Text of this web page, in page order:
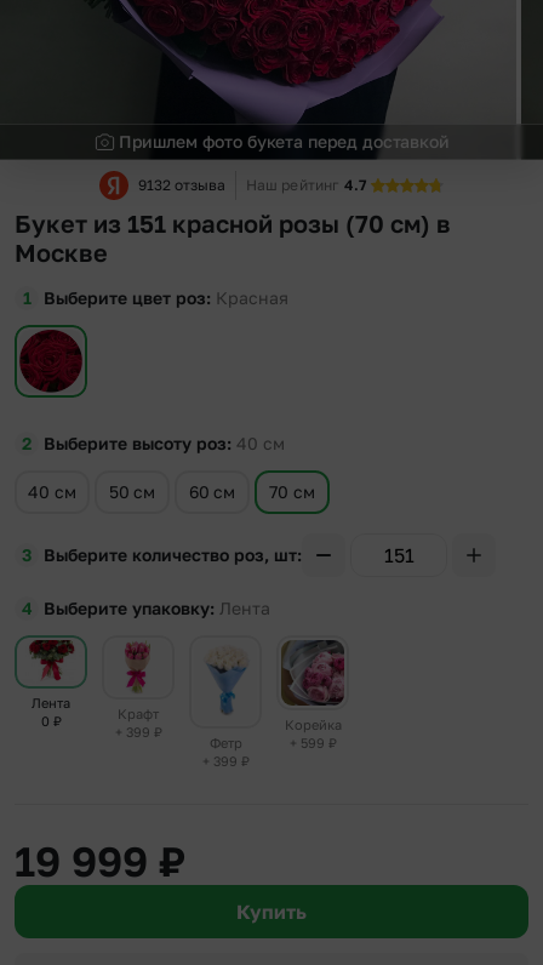
Пришлем фото букета перед доставкой
9132 отзыва Наш рейтинг 4.7
Букет из 151 красной розы (70 см) в
Москве
Выберите цвет роз Красная
Выберите высоту роз 40 см
40 см 50 см 60 см 70 см
Выберите количество роз, шт
Выберите упаковку Лента
Лента
0 ₽
Крафт
+ 399 ₽
Фетр
+ 399 ₽
Корейка
+ 599 ₽
19 999 ₽
Купить